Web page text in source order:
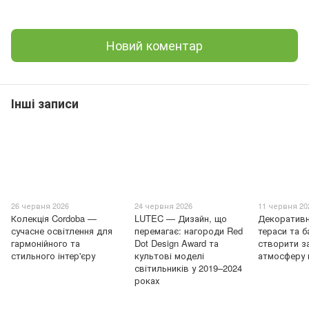
Новий коментар
Інші записи
26 червня 2026
Колекція Cordoba —
сучасне освітлення для
гармонійного та
стильного інтер'єру
24 червня 2026
LUTEC — Дизайн, що
перемагає: нагороди Red
Dot Design Award та
культові моделі
світильників у 2019–2024
роках
11 червня
тераси та
створити
атмосферу